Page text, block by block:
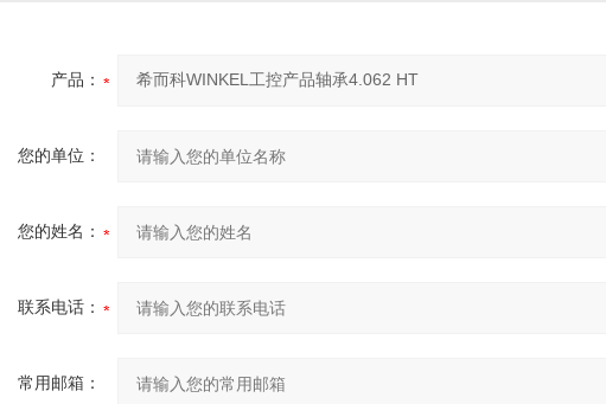
产品：
您的单位：
您的姓名：
联系电话：
常用邮箱：